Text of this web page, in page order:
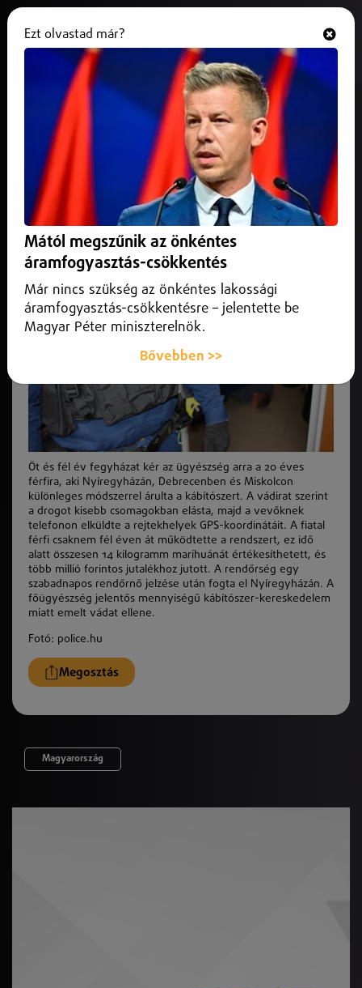
Internetes droghálózat nyomára
bukkantak Nyíregyházán
2026. június 01. Nyíregyháza
Öt és fél év fegyházat kér az ügyészség arra a 20 éves
különleges módszerrel árulta a kábítószert.
Öt és fél év fegyházat kér az ügyészség arra a 20 éves
férfira, aki Nyíregyházán, Debrecenben és Miskolcon
különleges módszerrel árulta a kábítószert. A vádirat szerint
a drogot kisebb csomagokban elásta, majd a vevőknek
telefonon elküldte a rejtekhelyek GPS-koordinátáit. A fiatal
férfi csaknem fél éven át működtette a rendszert, ez idő
alatt összesen 14 kilogramm marihuánát értékesíthetett, és
több millió forintos jutalékhoz jutott. A rendőrség egy
szabadnapos rendőrnő jelzése után fogta el Nyíregyházán. A
főügyészség jelentős mennyiségű kábítószer-kereskedelem
miatt emelt vádat ellene.
Fotó: police.hu
Megosztás
Magyarország
Ezt olvastad már?
Mától megszűnik az önkéntes
áramfogyasztás-csökkentés
Már nincs szükség az önkéntes lakossági
áramfogyasztás-csökkentésre – jelentette be
Magyar Péter miniszterelnök.
Bővebben >>